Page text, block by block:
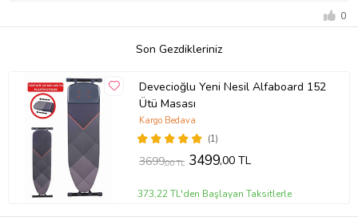
0
Son Gezdikleriniz
Devecioğlu Yeni Nesil Alfaboard 152
Ütü Masası
(1)
Kargo Bedava
3699,00 TL 3499,00 TL
373,22 TL'den Başlayan Taksitlerle